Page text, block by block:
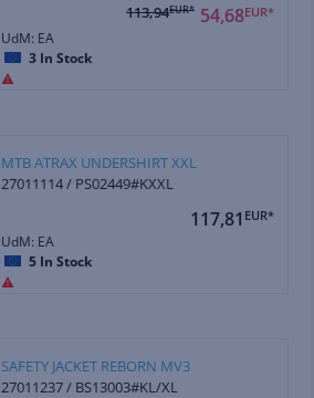
54,68EUR*
113,94EUR*
UdM: EA
3 In Stock
MTB ATRAX UNDERSHIRT XXL
27011114 / PS02449#KXXL
117,81 EUR*
UdM: EA
5 In Stock
SAFETY JACKET REBORN MV3
27011237 / BS13003#KL/XL